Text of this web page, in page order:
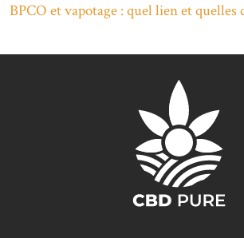
BPCO et vapotage : quel lien et quelles